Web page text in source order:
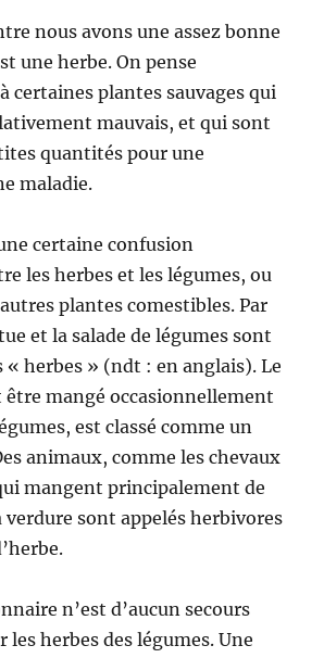
nous avons une assez bonne
une herbe. On pense
certaines plantes sauvages qui
mauvais, et qui sont
quantités pour une
maladie.
certaine confusion
les herbes et les légumes, ou
plantes comestibles. Par
et la salade de légumes sont
« herbes » (ndt : en anglais). Le
être mangé occasionnellement
est classé comme un
animaux, comme les chevaux
mangent principalement de
verdure sont appelés herbivores
n’est d’aucun secours
herbes des légumes. Une